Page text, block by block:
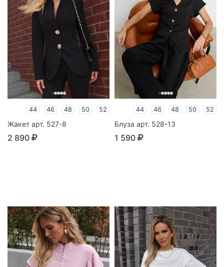
44 46 48 50 52
Жакет арт. 527-8
2 890
44 46 48 50 52
Блуза арт. 528-13
1 590